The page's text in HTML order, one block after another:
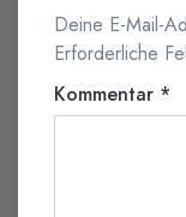
Deine E-Mail-
Erforderliche
Kommentar *